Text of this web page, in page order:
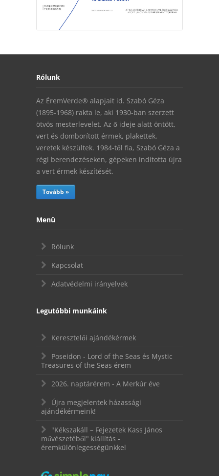
Rólunk
Az ÉremVerde® alapjait id. Szabó Géza
(1895-1968) rakta le, aki 1930-ban szerzett
ötvös mesterlevelet. Az ő ideje alatt öntött,
vert és domborított érmek, plakettek,
veretek készültek. 1984-től fia, Szabó Géza a
régi berendezéseken, gépeken indította újra
a vert érmek készítését.
Tovább »
Menü
Rólunk
Kapcsolat
Adatvédelmi irányelvek
Legutóbbi munkáink
Keresztelői ajándékérmek
Poseidon - Lord of the Seas és Mystic
Treasures of the Seas érem
2026. naptárérem - A Merkúr éve
Újra megjelentek házassági
ajándékérmeink!
"Kékszakáll – Fejezetek Kass János
művészetéből" kiállítás -
éremkülönlegességünkkel